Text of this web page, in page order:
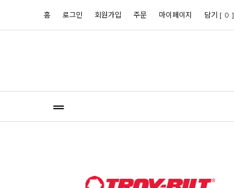
홈 로그인 회원가입 주문 마이페이지 담기 [ 0 ]